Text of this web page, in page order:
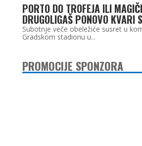
PORTO DO TROFEJA ILI
DRUGOLIGAŠ PONOVO KVARI
Subotnje veče obeležiće susret u
Gradskom stadionu u...
PROMOCIJE SPONZORA